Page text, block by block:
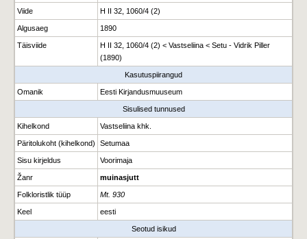
Viide H II 32, 1060/4 (2)
Algusaeg 1890
Täisviide
H II 32, 1060/4 (2) < Vastseliina < Setu - Vidrik Piller
(1890)
Kasutuspiirangud
Omanik Eesti Kirjandusmuuseum
Sisulised tunnused
Kihelkond Vastseliina khk.
Päritolukoht (kihelkond) Setumaa
Sisu kirjeldus Voorimaja
Žanr muinasjutt
Folkloristlik tüüp Mt. 930
Keel eesti
Seotud isikud